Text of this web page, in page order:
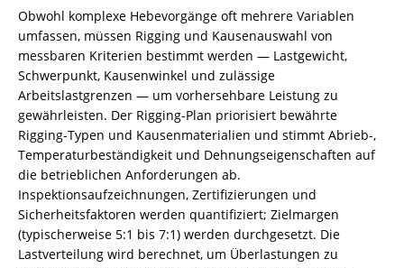
Obwohl komplexe Hebevorgänge oft mehrere Variablen
umfassen, müssen Rigging und Kausenauswahl von
messbaren Kriterien bestimmt werden — Lastgewicht,
Schwerpunkt, Kausenwinkel und zulässige
Arbeitslastgrenzen — um vorhersehbare Leistung zu
gewährleisten. Der Rigging-Plan priorisiert bewährte
Rigging-Typen und Kausenmaterialien und stimmt Abrieb-,
Temperaturbeständigkeit und Dehnungseigenschaften auf
die betrieblichen Anforderungen ab.
Inspektionsaufzeichnungen, Zertifizierungen und
Sicherheitsfaktoren werden quantifiziert; Zielmargen
(typischerweise 5:1 bis 7:1) werden durchgesetzt. Die
Lastverteilung wird berechnet, um Überlastungen zu